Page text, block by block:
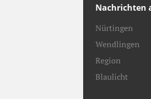
Nachrichten
Nürtingen
Wendlingen
Region
Blaulicht